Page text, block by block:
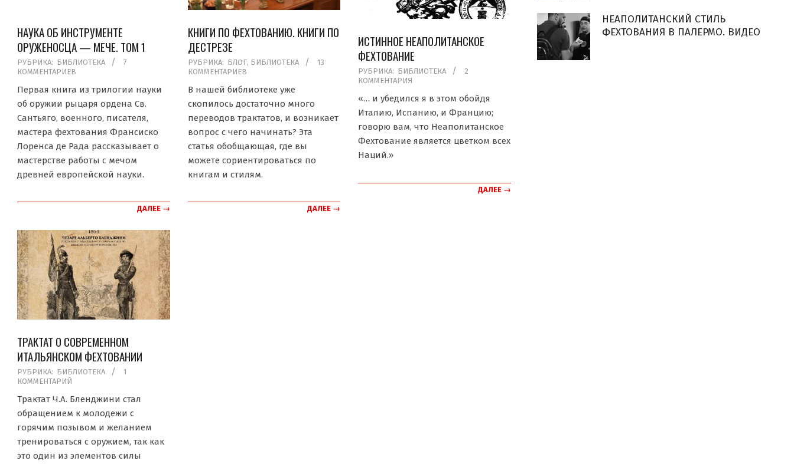
НАУКА ОБ ИНСТРУМЕНТЕ
ОРУЖЕНОСЦА — МЕЧЕ. ТОМ 1
2019-
05-
20
РУБРИКА: БИБЛИОТЕКА
7
КОММЕНТАРИЕВ
Первая книга из трилогии науки
об оружии рыцаря ордена Св.
Сантьяго, военного, писателя,
мастера фехтования Франсиско
Лоренса де Рада рассказывает о
мастерстве работы с мечом
древней европейской науки.
ДАЛЕЕ →
КНИГИ ПО ФЕХТОВАНИЮ. КНИГИ ПО
ДЕСТРЕЗЕ
2019-
05-
16
РУБРИКА: БЛОГ, БИБЛИОТЕКА
13
КОММЕНТАРИЕВ
В нашей библиотеке уже
скопилось достаточно много
переводов трактатов, и возникает
вопрос с чего начинать? Эта
статья обобщающая, где вы
можете сориентироваться по
книгам и стилям.
ДАЛЕЕ →
ИСТИННОЕ НЕАПОЛИТАНСКОЕ
ФЕХТОВАНИЕ
2019-
05-
15
РУБРИКА: БИБЛИОТЕКА
2
КОММЕНТАРИЯ
«… и убедился я в этом обойдя
Италию, Испанию, и Францию;
говорю вам, что Неаполитанское
Фехтование является цветком всех
Наций.»
ДАЛЕЕ →
ТРАКТАТ О СОВРЕМЕННОМ
ИТАЛЬЯНСКОМ ФЕХТОВАНИИ
2019-
05-
11
РУБРИКА: БИБЛИОТЕКА
1
КОММЕНТАРИЙ
Трактат Ч.А. Бленджини стал
обращением к молодежи с
горячим позывом и желанием
тренироваться с оружием, так как
это один из элементов силы
НЕАПОЛИТАНСКИЙ СТИЛЬ
ФЕХТОВАНИЯ В ПАЛЕРМО. ВИДЕО